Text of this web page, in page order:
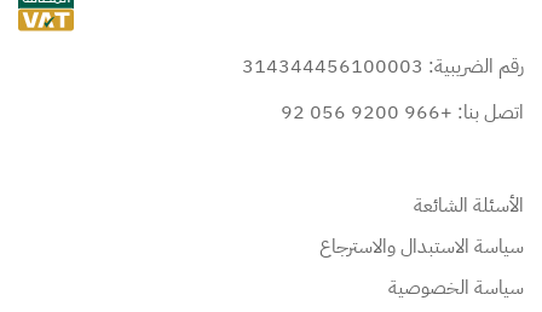
رقم الضريبية: 314344456100003
اتصل بنا: +966 9200 056 92
الأسئلة الشائعة
سياسة الاستبدال والاسترجاع
سياسة الخصوصية